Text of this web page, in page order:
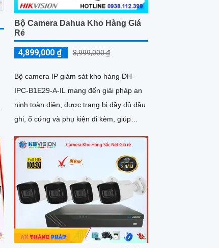
Bộ Camera Dahua Kho Hàng Giá
Rẻ
4,899,000 ₫ 8,999,000 ₫
Bộ camera IP giám sát kho hàng DH-
IPC-B1E29-A-IL mang đến giải pháp an
ninh toàn diện, được trang bị đầy đủ đầu
ghi, ổ cứng và phụ kiện đi kèm, giúp
dụng. Hệ thống hỗ trợ quan sát ban đêm
rõ nét nhờ công nghệ hồng ngoại kết
hợp đèn LED ánh sáng trắng, cùng khả
năng phát hiện chuyển động thông minh,
giúp đảm bảo an toàn tuyệt đối cho khu
vực kho hàng